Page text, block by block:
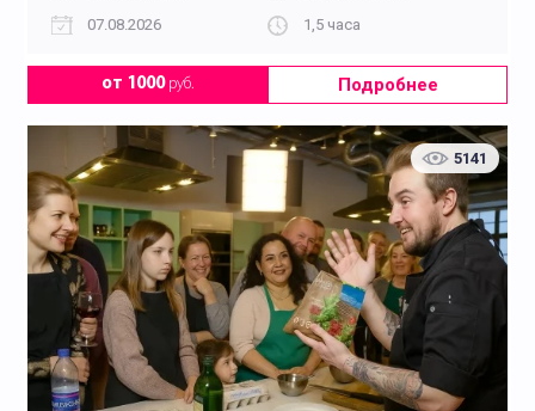
07.08.2026
1,5 часа
от 1000руб. Подробнее
5141